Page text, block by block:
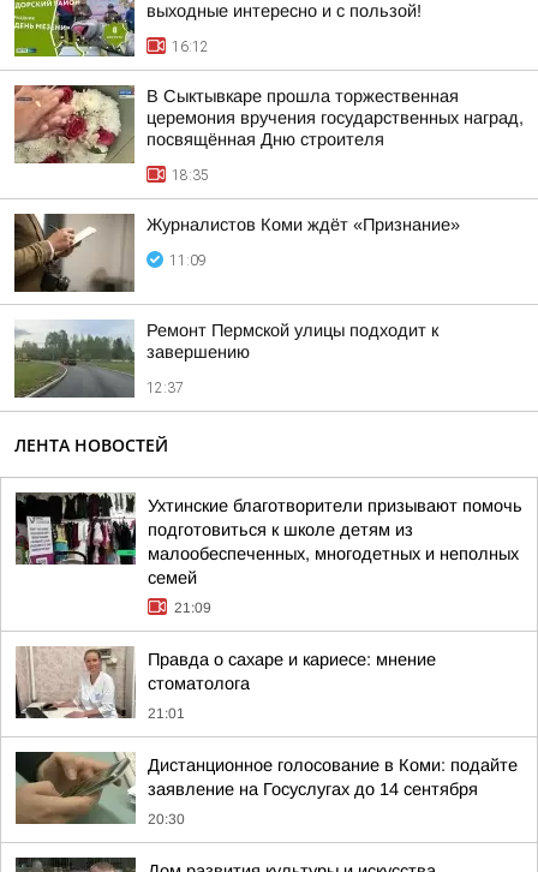
выходные интересно и с пользой!
16:12
В Сыктывкаре прошла торжественная
церемония вручения государственных наград,
посвящённая Дню строителя
18:35
Журналистов Коми ждёт «Признание»
11:09
Ремонт Пермской улицы подходит к
завершению
12:37
ЛЕНТА НОВОСТЕЙ
Ухтинские благотворители призывают помочь
подготовиться к школе детям из
малообеспеченных, многодетных и неполных
семей
21:09
Правда о сахаре и кариесе: мнение
стоматолога
21:01
Дистанционное голосование в Коми: подайте
заявление на Госуслугах до 14 сентября
20:30